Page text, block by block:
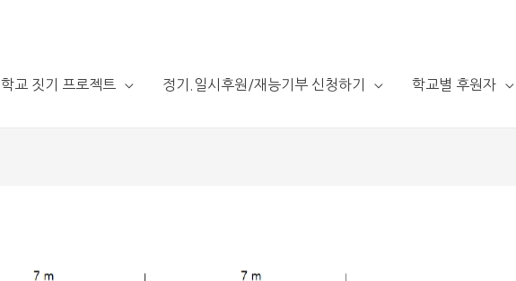
학교 짓기 프로젝트 정기.일시후원/재능기부 신청하기 학교별 후원자